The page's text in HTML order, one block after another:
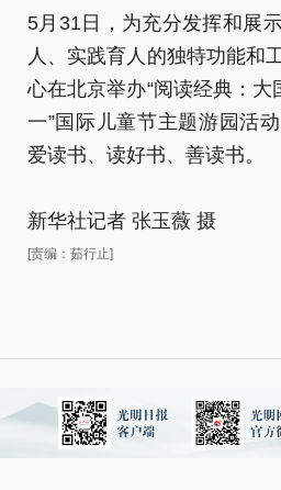
5月31日，为充分发挥和展
人、实践育人的独特功能和
心在北京举办“阅读经典：大
一”国际儿童节主题游园活
爱读书、读好书、善读书。
新华社记者 张玉薇 摄
[责编：茹行止]